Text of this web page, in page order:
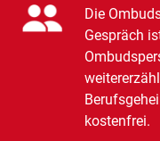
Die
Gespräch
kostenfrei.